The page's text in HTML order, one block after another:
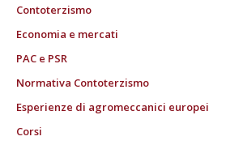
Contoterzismo
Economia e mercati
PAC e PSR
Normativa Contoterzismo
Esperienze di agromeccanici europei
Corsi